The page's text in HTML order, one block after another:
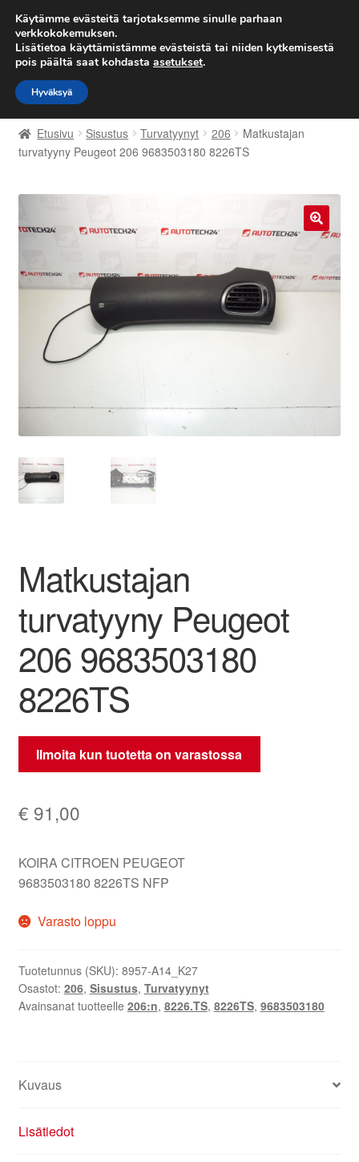
TOIMITUS alkaen 7 EUR
Siirry
navigointiin
Siirry
sisältöön
Etusivu
Kärry
Kuljetus
Maailmanlaajuinen toimitus
Meistä
Tarkista
Tilini
Valitukset
Etusivu Sisustus Turvatyynyt 206
Matkustajan
turvatyyny Peugeot 206 9683503180 8226TS
🔍
Matkustajan
turvatyyny Peugeot
206 9683503180
8226TS
Ilmoita kun tuotetta on varastossa
€ 91,00
KOIRA CITROEN PEUGEOT
9683503180 8226TS NFP
Varasto loppu
Tuotetunnus (SKU): 8957-A14_K27
Osastot: 206, Sisustus, Turvatyynyt
Avainsanat tuotteelle 206:n, 8226.TS, 8226TS, 9683503180
Kuvaus
Lisätiedot
Käytämme evästeitä tarjotaksemme sinulle parhaan
verkkokokemuksen.
Lisätietoa käyttämistämme evästeistä tai niiden kytkemisestä
pois päältä saat kohdasta asetukset.
Hyväksyä